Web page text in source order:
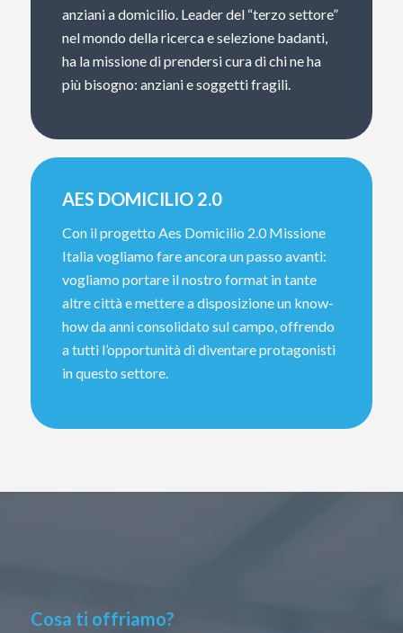
anziani a domicilio. Leader del “terzo settore”
nel mondo della ricerca e selezione badanti,
ha la missione di prendersi cura di chi ne ha
più bisogno: anziani e soggetti fragili.
AES DOMICILIO 2.0
Con il progetto Aes Domicilio 2.0 Missione
Italia vogliamo fare ancora un passo avanti:
vogliamo portare il nostro format in tante
altre città e mettere a disposizione un know-
how da anni consolidato sul campo, offrendo
a tutti l’opportunità di diventare protagonisti
in questo settore.
Cosa ti offriamo?